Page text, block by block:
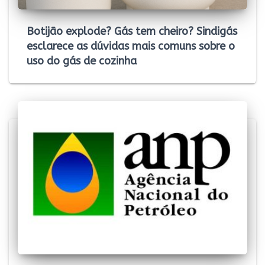
Botijão explode? Gás tem cheiro? Sindigás
esclarece as dúvidas mais comuns sobre o
uso do gás de cozinha